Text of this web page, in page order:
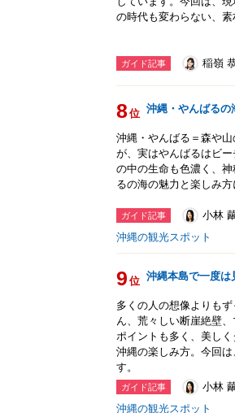
の時代も変わらない、
ガイド記事 稲嶺
8位 沖縄・やんばる
沖縄・やんばる＝森や
が、実はやんばるはビ
の中の生命も色濃く、
るの海の魅力と楽しみ方
ガイド記事
小林
沖縄の観光スポット
9 位 沖縄本島で一度は
多くの人の想像よりも
ん、荒々しい断崖絶壁
ポイントも多く、美し
沖縄の楽しみ方。今回
す。
ガイド記事
小林
沖縄の観光スポット